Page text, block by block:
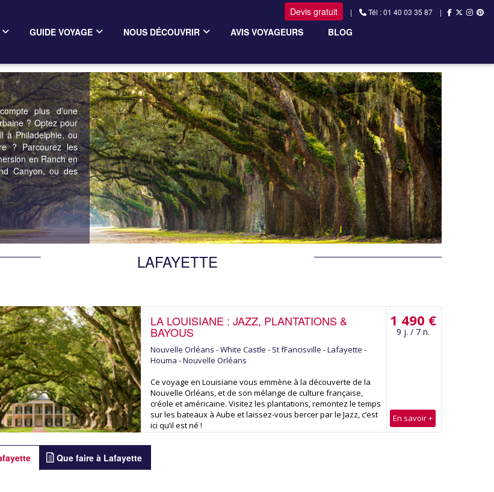
Devis gratuit | Tél : 01 40 03 35 87 |
GUIDE VOYAGE NOUS DÉCOUVRIR AVIS VOYAGEURS BLOG
plus d’une
? Optez pour
à Philadelphie, ou
? Parcourez les
en Ranch en
Canyon, ou des
LAFAYETTE
1 490 €
9 j. / 7 n.
En savoir +
LA LOUISIANE : JAZZ, PLANTATIONS &
BAYOUS
Nouvelle Orléans - White Castle - St fFancisville - Lafayette -
Houma - Nouvelle Orléans
Ce voyage en Louisiane vous emmène à la découverte de la
Nouvelle Orléans, et de son mélange de culture française,
créole et américaine. Visitez les plantations, remontez le temps
sur les bateaux à Aube et laissez-vous bercer par le Jazz, c’est
ici qu’il est né !
Que faire à Lafayette